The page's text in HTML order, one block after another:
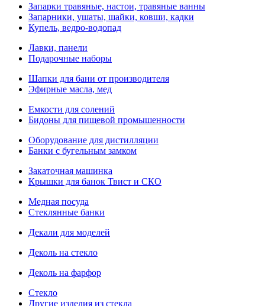
Запарки травяные, настои, травяные ванны
Запарники, ушаты, шайки, ковши, кадки
Купель, ведро-водопад
Лавки, панели
Подарочные наборы
Шапки для бани от производителя
Эфирные масла, мед
Емкости для солений
Бидоны для пищевой промышенности
Оборудование для дистилляции
Банки с бугельным замком
Закаточная машинка
Крышки для банок Твист и СКО
Медная посуда
Стеклянные банки
Декали для моделей
Деколь на стекло
Деколь на фарфор
Стекло
Другие изделия из стекла